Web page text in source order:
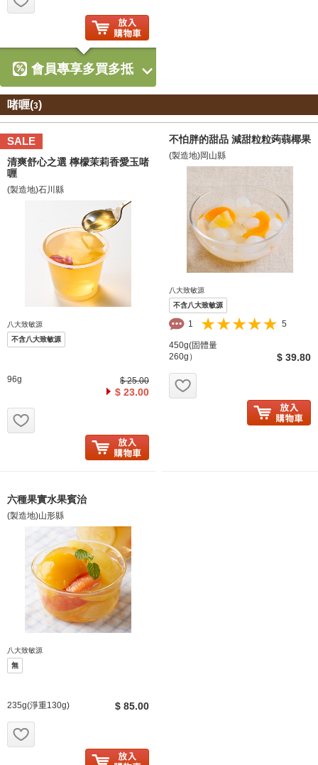
會員專享多買多抵
啫喱(3)
SALE
清爽舒心之選 檸檬茉莉香愛玉啫
喱
(製造地)石川縣
八大致敏源
不含八大致敏源
96g $ 25.00
$ 23.00
不怕胖的甜品 減甜粒粒蒟蒻椰果
(製造地)岡山縣
八大致敏源
不含八大致敏源
1 5
450g(固體量
260g）
$ 39.80
六種果實水果賓治
(製造地)山形縣
八大致敏源
無
235g(淨重130g) $ 85.00